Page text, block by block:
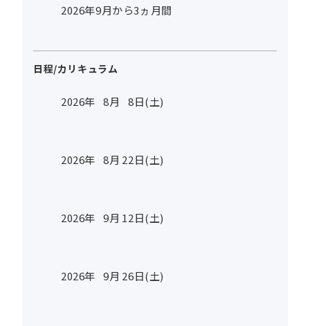
2026年9月から3ヵ月間
日程/カリキュラム
2026年 8月 8日(土)
2026年 8月 22日(土)
2026年 9月 12日(土)
2026年 9月 26日(土)